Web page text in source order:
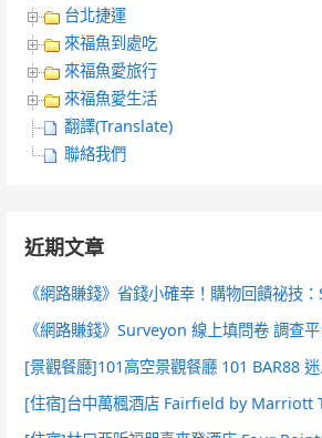
台北捷運
來福魚到處吃
來福魚愛旅行
來福魚愛生活
翻譯(Translate)
聯絡我們
近期文章
《網路賺錢》省錢小確幸！購物回饋祕技
《網路賺錢》Surveyon 線上填問卷 調查
[景觀餐廳]101高空景觀餐廳 101 BAR88
[住宿]台中萬楓酒店 Fairfield by Marriott